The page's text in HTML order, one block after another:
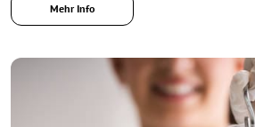
Mehr Info